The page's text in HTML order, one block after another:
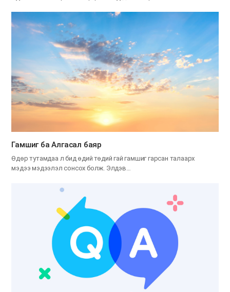
Гамшиг ба Алгасал баяр
Өдөр тутамдаа л бид өдий төдий гай гамшиг гарсан талаарх
мэдээ мэдээлэл сонсох болж. Элдэв…